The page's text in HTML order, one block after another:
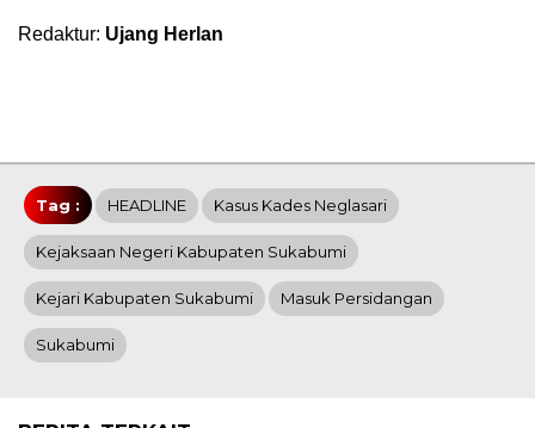
Redaktur: Ujang Herlan
Tag : HEADLINE Kasus Kades Neglasari
Kejaksaan Negeri Kabupaten Sukabumi
Kejari Kabupaten Sukabumi Masuk Persidangan
Sukabumi